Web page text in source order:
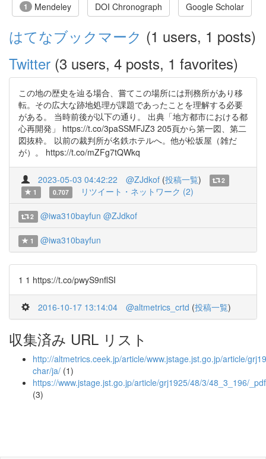
1 Mendeley DOI Chronograph Google Scholar
はてなブックマーク (1 users, 1 posts)
Twitter (3 users, 4 posts, 1 favorites)
この地の歴史を辿る場合、嘗てこの場所には刑務所があり移
転。その広大な跡地処理が課題であったことを理解する必要
がある。 当時前後が以下の通り。 出典「地方都市における都
心再開発」 https://t.co/3paSSMFJZ3 205頁から第一図、第二
図抜粋。 以前の裁判所が名鉄ホテルへ。他が松坂屋（雑だ
が）。 https://t.co/mZFg7tQWkq
2023-05-03 04:42:22 @ZJdkof (投稿一覧)
2
1
0.707 リツイート・ネットワーク (2)
2 @iwa310bayfun @ZJdkof
1 @iwa310bayfun
1 1 https://t.co/pwyS9nflSI
2016-10-17 13:14:04 @altmetrics_crtd (投稿一覧)
収集済み URL リスト
http://altmetrics.ceek.jp/article/www.jstage.jst.go.jp/article/
char/ja/ (1)
https://www.jstage.jst.go.jp/article/grj1925/48/3/48_3_196/_pdf
(3)